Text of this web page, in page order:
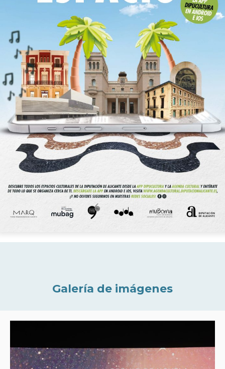
Galería de imágenes